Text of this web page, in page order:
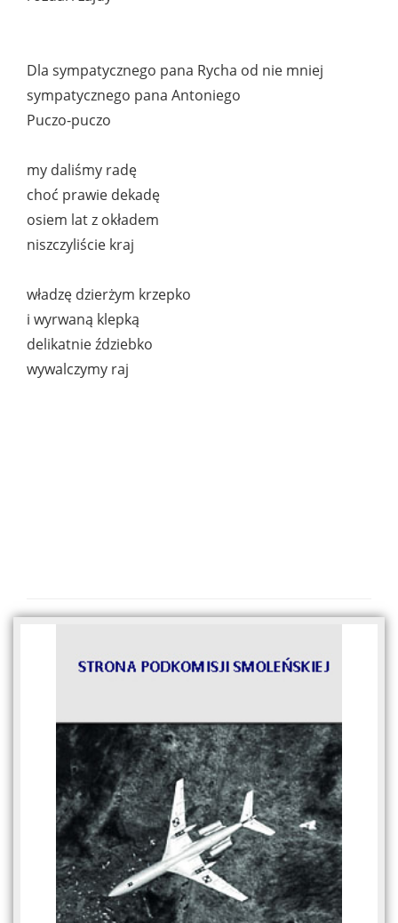
Dla sympatycznego pana Rycha od nie mniej
sympatycznego pana Antoniego
Puczo-puczo
my daliśmy radę
choć prawie dekadę
osiem lat z okładem
niszczyliście kraj
władzę dzierżym krzepko
i wyrwaną klepką
delikatnie ździebko
wywalczymy raj